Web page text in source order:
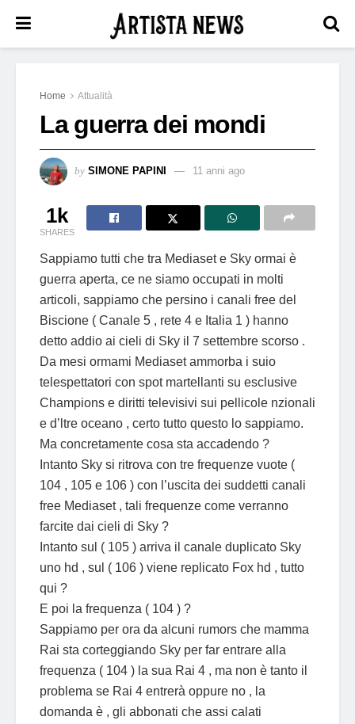
Home Attualità
La guerra dei mondi
by SIMONE PAPINI 11 anni ago
1k
SHARES
Sappiamo tutti che tra Mediaset e Sky ormai è
guerra aperta, ce ne siamo occupati in molti
articoli, sappiamo che persino i canali free del
Biscione ( Canale 5 , rete 4 e Italia 1 ) hanno
detto addio ai cieli di Sky il 7 settembre scorso .
Da mesi ormami Mediaset ammorba i suio
telespettatori con spot martellanti su esclusive
Champions e diritti televisivi sui pellicole nzionali
e d’ltre oceano , certo tutto questo lo sappiamo.
Ma concretamente cosa sta accadendo ?
Intanto Sky si ritrova con tre frequenze vuote (
104 , 105 e 106 ) con l’uscita dei suddetti canali
free Mediaset , tali frequenze come verranno
farcite dai cieli di Sky ?
Intanto sul ( 105 ) arriva il canale duplicato Sky
uno hd , sul ( 106 ) viene replicato Fox hd , tutto
qui ?
E poi la frequenza ( 104 ) ?
Sappiamo per ora da alcuni rumors che mamma
Rai sta corteggiando Sky per far entrare alla
frequenza ( 104 ) la sua Rai 4 , ma non è tanto il
problema se Rai 4 entrerà oppure no , la
domanda è , gli abbonati che assi calati